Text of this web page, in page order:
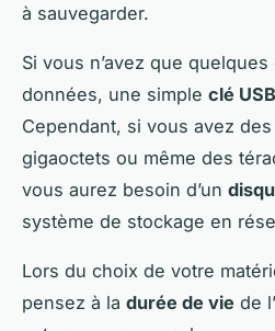
à sauvegarder.
Si vous n’avez que
données, une simple clé USB
Cependant, si vous avez
gigaoctets ou même des
vous aurez besoin d’un
système de stockage en
Lors du choix de votre
pensez à la durée de vie de